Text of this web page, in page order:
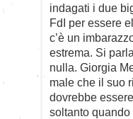
indagati i due
FdI per essere
c’è un
estrema. Si
nulla. Giorgia
male che il suo
dovrebbe
soltanto